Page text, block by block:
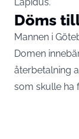
Döms
Mannen i
Domen
återbetalning
som skulle ha